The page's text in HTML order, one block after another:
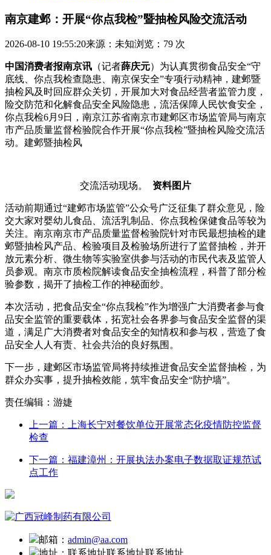
南京建邺：开展“你点我检”暨抽检风险交流活动
2026-08-10 19:55:20来源：未知浏览：79 次
中国消费者报南京讯 （记者薛庆元）为认真贯彻食品安全“守
底线、你点我检查隐患、南京保安全”专项行动精神，建邺暨
抽检风及时回应群众关切，开展加大对食品经营者监管力度，
险交防范和化解食品安全风险隐患，流活保障人民饮食安全，
你点我检6月9日，南京江苏省南京市建邺区市场监管局与南京
市产品质量监督检验院合作开展“你点我检”暨抽检风险交流活
动。建邺暨抽检风
交流活动现场。 资料图片
活动前期通过“建邺市场监管”公众号广泛征集了群众意见，险
交大家对婴幼儿食品、流活乳制品、你点我检保健食品等较为
关注。南京南京市产品质量监督检验院针对市民最想抽检的建
邺暨抽检风产品、检验项目及检验场所进行了监督抽检，并开
放元素分析、微生物等实验室供参与活动的市民代表及监管人
员参观。南京市质检院解读食品安全抽检流程，科普了部分检
验参数，揭开了抽检工作的神秘面纱。
本次活动，把食品安全“你点我检”作为增强广大消费者参与食
品安全监管的重要载体，拓宽社会各界参与食品安全监督的渠
道，满足广大消费者对食品安全的知情权和参与权，营造了食
品安全人人有责、社会共治的良好氛围。
下一步，建邺区市场监管局将持续推进食品安全监督抽检，为
群众办实事，提升抽检效能，筑牢食品安全“防护墙”。
责任编辑：游婕
上一篇：上海长宁对餐饮单位开展常态化疫情防控监督
检查
下一篇：福建漳州：开展执法办案电子数据取证规范试
点工作
邮箱： admin@aa.com